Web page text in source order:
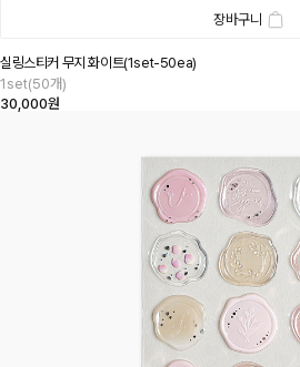
장바구니
실링스티커 무지 화이트(1set-50ea)
1set(50개)
30,000원